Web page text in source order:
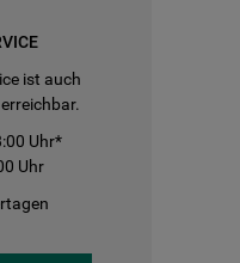
ist auch
Uhr*
Uhr